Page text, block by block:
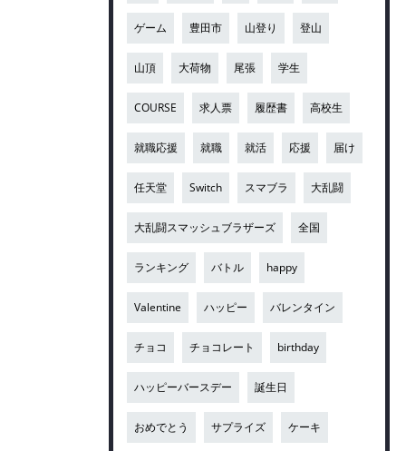
ゲーム 豊田市 山登り 登山
山頂 大荷物 尾張 学生
COURSE 求人票 履歴書 高校生
就職応援 就職 就活 応援 届け
任天堂 Switch スマブラ 大乱闘
大乱闘スマッシュブラザーズ 全国
ランキング バトル happy
Valentine ハッピー バレンタイン
チョコ チョコレート birthday
ハッピーバースデー 誕生日
おめでとう サプライズ ケーキ